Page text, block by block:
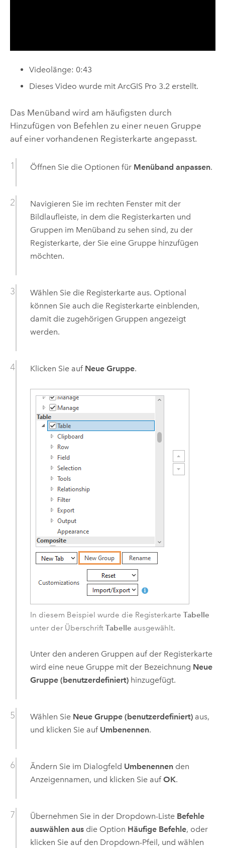
Videolänge: 0:43
Dieses Video wurde mitArcGIS Pro 3.2 erstellt.
Das Menüband wird am häufigsten durch
Hinzufügen von Befehlen zu einer neuen Gruppe
auf einer vorhandenen Registerkarte angepasst.
Öffnen Sie die Optionen für Menüband anpassen.
Navigieren Sie im rechten Fenster mit der
Bildlaufleiste, in dem die Registerkarten und
Gruppen im Menüband zu sehen sind, zu der
Registerkarte, der Sie eine Gruppe hinzufügen
möchten.
Wählen Sie die Registerkarte aus. Optional
können Sie auch die Registerkarte einblenden,
damit die zugehörigen Gruppen angezeigt
werden.
Klicken Sie auf Neue Gruppe.
In diesem Beispiel wurde die Registerkarte Tabelle
unter der Überschrift Tabelle ausgewählt.
Unter den anderen Gruppen auf der Registerkarte
wird eine neue Gruppe mit der Bezeichnung Neue
Gruppe (benutzerdefiniert)hinzugefügt.
Wählen Sie Neue Gruppe (benutzerdefiniert)aus,
und klicken Sie auf Umbenennen.
Ändern Sie im Dialogfeld Umbenennenden
Anzeigennamen, und klicken Sie auf OK.
Übernehmen Sie in der Dropdown-Liste Befehle
auswählen ausdie Option Häufige Befehle, oder
klicken Sie auf den Dropdown-Pfeil, und wählen